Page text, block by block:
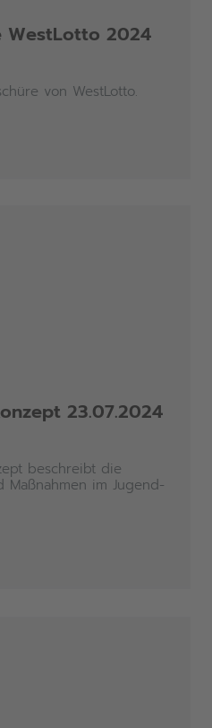
WestLotto 2024
von WestLotto.
23.07.2024
beschreibt die
im Jugend-